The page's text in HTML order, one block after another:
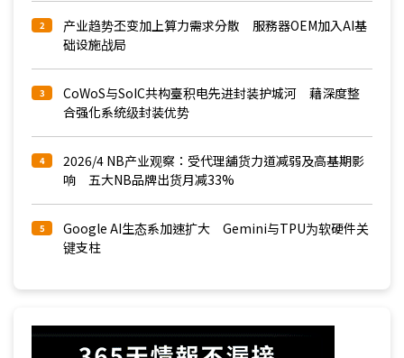
2
产业趋势丕变加上算力需求分散 服務器OEM加入AI基
础设施战局
3
CoWoS与SoIC共构臺积电先进封装护城河 藉深度整
合强化系统级封装优势
4
2026/4 NB产业观察：受代理舖货力道减弱及高基期影
响 五大NB品牌出货月减33%
5
Google AI生态系加速扩大 Gemini与TPU为软硬件关
键支柱